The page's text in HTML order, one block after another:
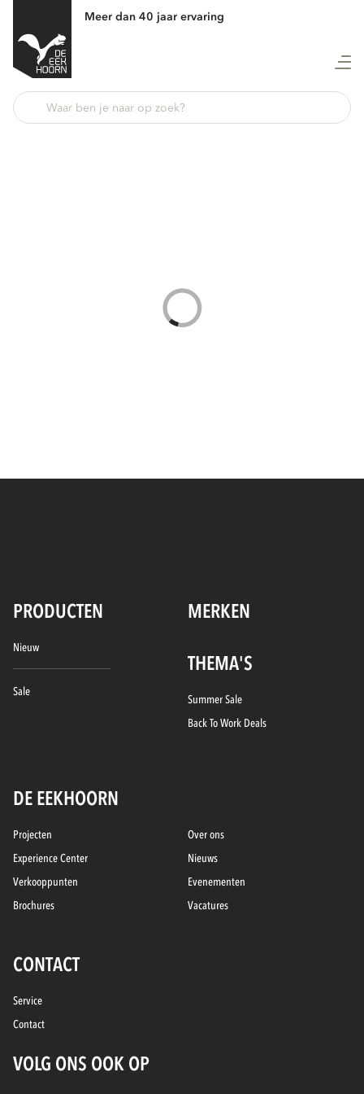
Meer dan 40 jaar ervaring
PRODUCTEN MERKEN
Nieuw
Sale
THEMA'S
Summer Sale
Back To Work Deals
DE EEKHOORN
Projecten
Experience Center
Verkooppunten
Brochures
Over ons
Nieuws
Evenementen
Vacatures
CONTACT
Service
Contact
VOLG ONS OOK OP